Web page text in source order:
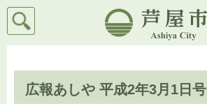
芦屋市
検索
広報あしや 平成2年3月1日号